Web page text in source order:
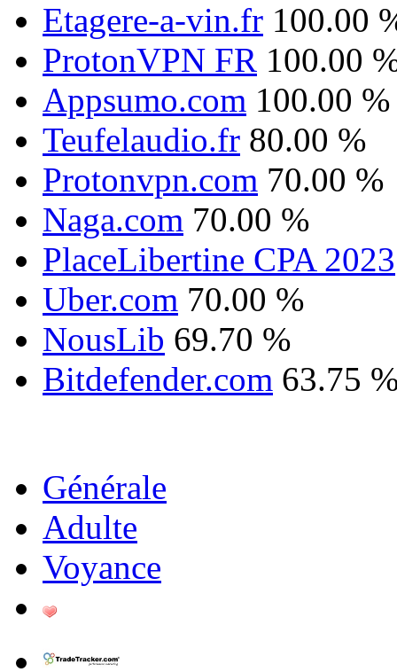
Etagere-a-vin.fr 100.00
ProtonVPN FR 100.00
Appsumo.com 100.00 %
Teufelaudio.fr 80.00 %
Protonvpn.com 70.00 %
Naga.com 70.00 %
PlaceLibertine CPA 2023
Uber.com 70.00 %
NousLib 69.70 %
Bitdefender.com 63.75
Générale
Adulte
Voyance